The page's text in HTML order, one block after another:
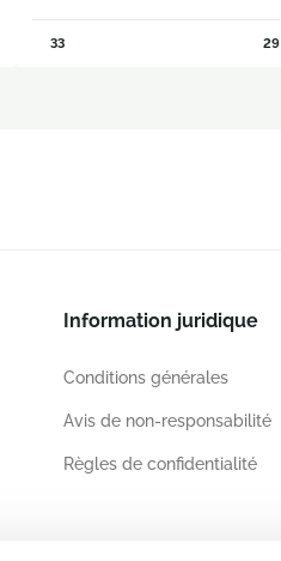
33 29
Information juridique
Conditions générales
Avis de non-responsabilité
Règles de confidentialité